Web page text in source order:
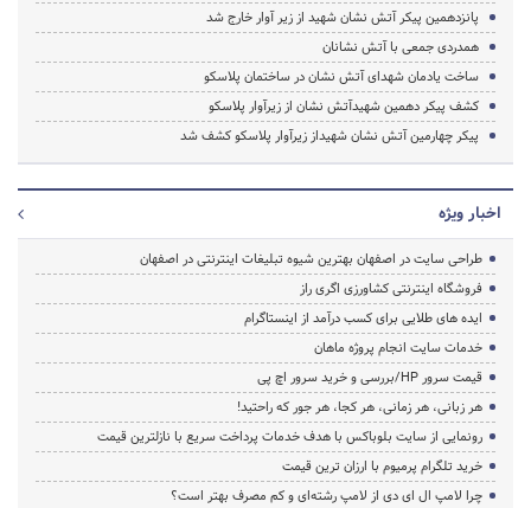
پانزدهمین پیکر آتش نشان شهید از زیر آوار خارج شد
همدردی جمعی با آتش نشانان
ساخت یادمان شهدای آتش نشان در ساختمان پلاسکو
کشف پیکر دهمین شهیدآتش نشان از زیرآوار پلاسکو
پیکر چهارمین آتش نشان شهیداز زیرآوار پلاسکو کشف شد
اخبار ویژه
طراحی سایت در اصفهان بهترین شیوه تبلیغات اینترنتی در اصفهان
فروشگاه اینترنتی کشاورزی اگری راز
ایده های طلایی برای کسب درآمد از اینستاگرام
خدمات سایت انجام پروژه ماهان
قیمت سرور HP/بررسی و خرید سرور اچ پی
هر زبانی، هر زمانی، هر کجا، هر جور که راحتید!
رونمایی از سایت بلوباکس با هدف خدمات پرداخت سریع با نازلترین قیمت
خرید تلگرام پرمیوم با ارزان ترین قیمت
چرا لامپ ال ای دی از لامپ رشته‌ای و کم مصرف بهتر است؟